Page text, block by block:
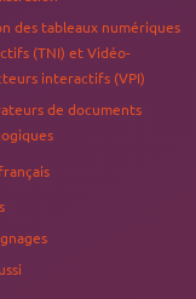
logiciels
logiciels adressés
des tableaux numériques
(TNI) et Vidéo-
interactifs (VPI)
de documents